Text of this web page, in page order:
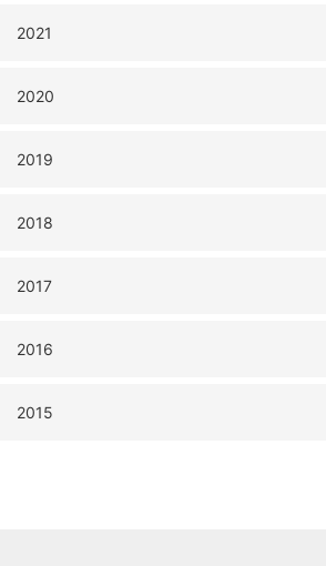
2021
2020
2019
2018
2017
2016
2015